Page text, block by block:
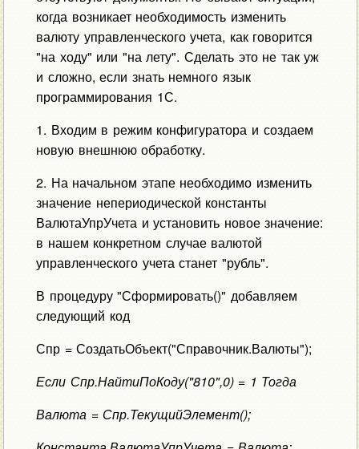
когда возникает необходимость изменить
валюту управленческого учета, как говорится
"на ходу" или "на лету". Сделать это не так уж
и сложно, если знать немного язык
программирования 1С.
1. Входим в режим конфигуратора и создаем
новую внешнюю обработку.
2. На начальном этапе необходимо изменить
значение непериодической константы
ВалютаУпрУчета и установить новое значение:
в нашем конкретном случае валютой
управленческого учета станет "рубль".
В процедуру "Сформировать()" добавляем
следующий код
Спр = СоздатьОбъект("Справочник.Валюты");
Если Спр.НайтиПоКоду("810",0) = 1 Тогда
Валюта = Спр.ТекущийЭлемент();